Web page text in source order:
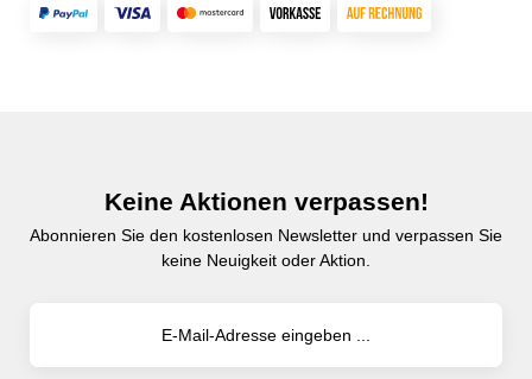
Keine Aktionen verpassen!
Abonnieren Sie den kostenlosen Newsletter und verpassen Sie
keine Neuigkeit oder Aktion.